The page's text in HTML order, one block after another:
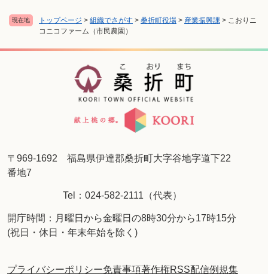
現在地 トップページ > 組織でさがす > 桑折町役場 > 産業振興課 > こおりニ
コニコファーム（市民農園）
〒969-1692 福島県伊達郡桑折町大字谷地字道下22
番地7
Tel：024-582-2111（代表）
開庁時間：月曜日から金曜日の8時30分から17時15分
(祝日・休日・年末年始を除く)
プライバシーポリシー免責事項著作権RSS配信例規集